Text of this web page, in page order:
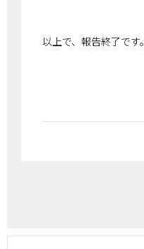
以上で、報告終了です。